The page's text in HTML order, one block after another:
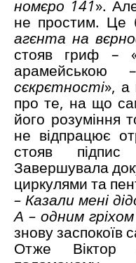
номєро 141».
не простим. Це
агєнта на
стояв гриф –
сєкрєтності», а
про те, на що
його розуміння
не відпрацює
стояв підпис
Завершувала
циркулями та
– Казали мені
А – одним
знову заспокоїв
Отже Віктор